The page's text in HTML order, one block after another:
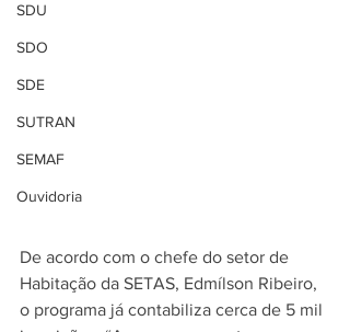
SDU
SDO
SDE
SUTRAN
SEMAF
Ouvidoria
De acordo com o chefe do setor de
Habitação da SETAS, Edmílson Ribeiro,
o programa já contabiliza cerca de 5 mil